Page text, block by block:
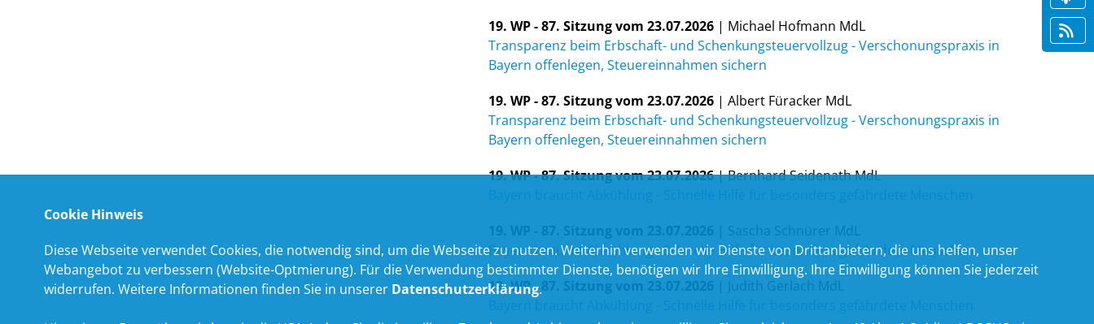
19. WP - 87. Sitzung vom 23.07.2026| Michael Hofmann MdL
Transparenz beim Erbschaft- und Schenkungsteuervollzug - Verschonungspraxis in
Bayern offenlegen, Steuereinnahmen sichern
19. WP - 87. Sitzung vom 23.07.2026| Albert Füracker MdL
Transparenz beim Erbschaft- und Schenkungsteuervollzug - Verschonungspraxis in
Bayern offenlegen, Steuereinnahmen sichern
19. WP - 87. Sitzung vom 23.07.2026| Bernhard Seidenath MdL
Bayern braucht Abkühlung - Schnelle Hilfe für besonders gefährdete Menschen
19. WP - 87. Sitzung vom 23.07.2026 | Sascha Schnürer MdL
Bayern braucht Abkühlung - Schnelle Hilfe für besonders gefährdete Menschen
19. WP - 87. Sitzung vom 23.07.2026 | Judith Gerlach MdL
Bayern braucht Abkühlung - Schnelle Hilfe für besonders gefährdete Menschen
Cookie Hinweis
Diese Webseite verwendet Cookies, die notwendig sind, um die Webseite zu nutzen. Weiterhin verwenden wir Dienste von Drittanbietern, die uns helfen, unser
Webangebot zu verbessern (Website-Optmierung). Für die Verwendung bestimmter Dienste, benötigen wir Ihre Einwilligung. Ihre Einwilligung können Sie jederzeit
widerrufen. Weitere Informationen finden Sie in unserer Datenschutzerklärung.